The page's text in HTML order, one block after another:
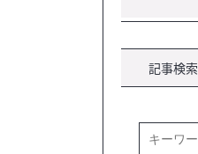
記事検索